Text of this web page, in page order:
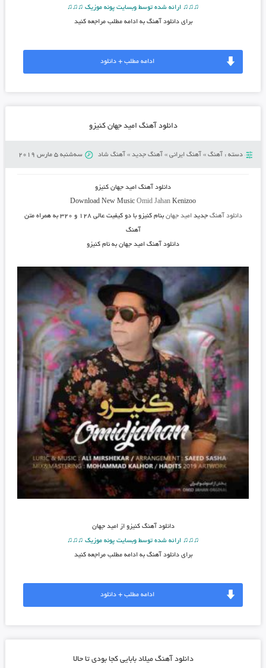
♫♫♫ ارائه شده توسط وبسایت پونه موزیک ♫♫♫
برای دانلود آهنگ به ادامه مطلب مراجعه کنید
ادامه مطلب + دانلود
دانلود آهنگ امید جهان کنیزو
دسته : آهنگ» آهنگ ایرانی» آهنگ جدید» آهنگ شاد سه‌شنبه 5 مارس 2019
دانلود آهنگ امید جهان کنیزو
Download New Music Omid Jahan Kenizoo
دانلود آهنگ جدیدامید جهان بنام کنیزو
با دو کیفیت عالی ۱۲۸ و ۳۲۰ به همراه متن
آهنگ
دانلود آهنگ امید جهان به نام کنیزو
دانلود آهنگ کنیزو از امید جهان
♫♫♫ ارائه شده توسط وبسایت پونه موزیک ♫♫♫
برای دانلود آهنگ به ادامه مطلب مراجعه کنید
ادامه مطلب + دانلود
دانلود آهنگ میلاد بابایی کجا بودی تا حالا